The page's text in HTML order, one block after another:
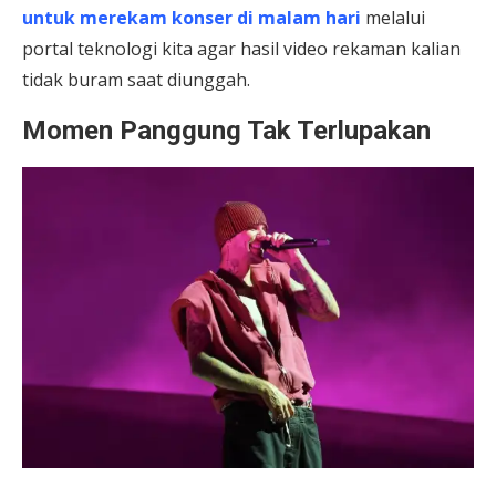
untuk merekam konser di malam hari melalui
portal teknologi kita agar hasil video rekaman kalian
tidak buram saat diunggah.
Momen Panggung Tak Terlupakan